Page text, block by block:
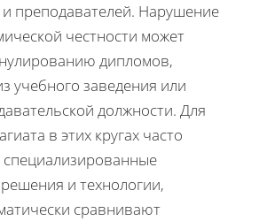
и преподавателей. Нарушение
честности может
дипломов,
учебного заведения или
должности. Для
в этих кругах часто
специализированные
и технологии,
сравнивают